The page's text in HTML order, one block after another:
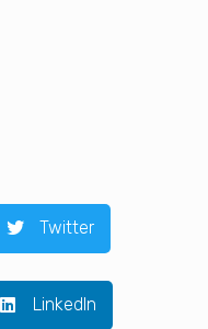
Twitter
LinkedIn